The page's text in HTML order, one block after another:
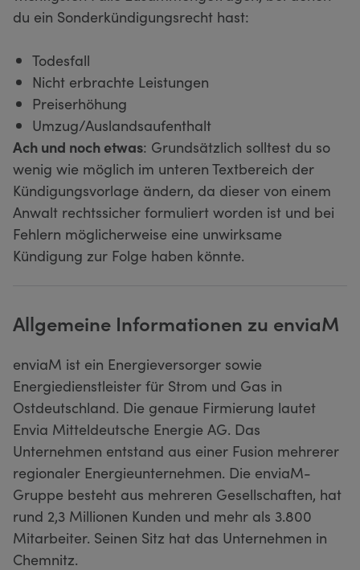
du ein Sonderkündigungsrecht hast:
Todesfall
Nicht erbrachte Leistungen
Preiserhöhung
Umzug/Auslandsaufenthalt
Ach und noch etwas: Grundsätzlich solltest du so
wenig wie möglich im unteren Textbereich der
Kündigungsvorlage ändern, da dieser von einem
Anwalt rechtssicher formuliert worden ist und bei
Fehlern möglicherweise eine unwirksame
Kündigung zur Folge haben könnte.
Allgemeine Informationen zu enviaM
enviaM ist ein Energieversorger sowie
Energiedienstleister für Strom und Gas in
Ostdeutschland. Die genaue Firmierung lautet
Envia Mitteldeutsche Energie AG. Das
Unternehmen entstand aus einer Fusion mehrerer
regionaler Energieunternehmen. Die enviaM-
Gruppe besteht aus mehreren Gesellschaften, hat
rund 2,3 Millionen Kunden und mehr als 3.800
Mitarbeiter. Seinen Sitz hat das Unternehmen in
Chemnitz.